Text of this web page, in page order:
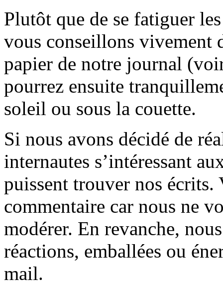
Plutôt que de se fatiguer
vous conseillons vivement
papier de notre journal
pourrez ensuite
soleil ou sous la couette.
Si nous avons décidé de
internautes s’intéressant
puissent trouver nos écrits.
commentaire car nous ne
modérer. En revanche,
réactions, emballées ou
mail.